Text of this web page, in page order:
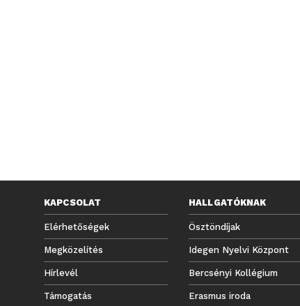
KAPCSOLAT
Elérhetőségek
Megközelítés
Hírlevél
Támogatás
HALLGATÓKNAK
Ösztöndíjak
Idegen Nyelvi Központ
Bercsényi Kollégium
Erasmus iroda